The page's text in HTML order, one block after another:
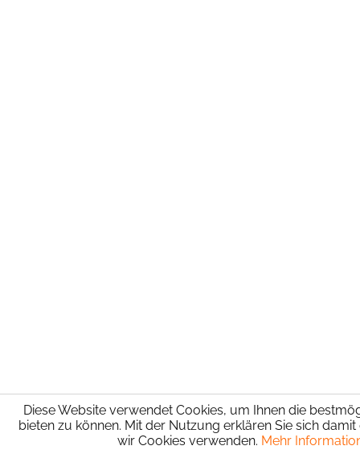
Diese Website verwendet Cookies, um Ihnen die
bieten zu können. Mit der Nutzung erklären Sie sich
wir Cookies verwenden. Mehr